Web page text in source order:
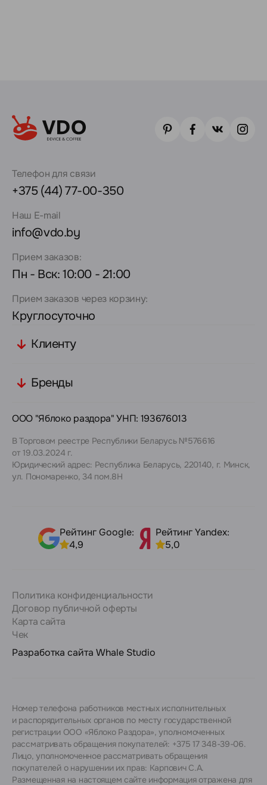
Телефон для связи
+375 (44) 77-00-350
Наш E-mail
info@vdo.by
Прием заказов:
Пн - Вск: 10:00 - 21:00
Прием заказов через корзину:
Круглосуточно
Клиенту
Бренды
ООО "Яблоко раздора" УНП: 193676013
В Торговом реестре Республики Беларусь №576616
от 19.03.2024 г.
Юридический адрес: Республика Беларусь, 220140, г. Минск,
ул. Пономаренко, 34 пом.8Н
Рейтинг Google:
4,9
Рейтинг Yandex:
5,0
Политика конфиденциальности
Договор публичной оферты
Карта сайта
Чек
Разработка сайта Whale Studio
Номер телефона работников местных исполнительных
и распорядительных органов по месту государственной
регистрации ООО «Яблоко Раздора», уполномоченных
рассматривать обращения покупателей: +375 17 348-39-06.
Лицо, уполномоченное рассматривать обращения
покупателей о нарушении их прав: Карпович С.А.
Размещенная на настоящем сайте информация отражена для